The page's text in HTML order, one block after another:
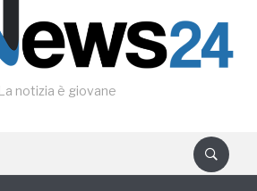
La notizia è giovane